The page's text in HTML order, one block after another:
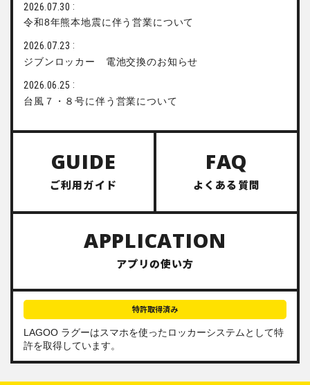
2026.07.30
令和8年熊本地震に伴う営業について
2026.07.23
ジブンロッカー 電池交換のお知らせ
2026.06.25
台風７・８号に伴う営業について
GUIDE
ご利用ガイド
APPLICATION
アプリの使い方
FAQ
よくある質問
特許取得済み
LAGOO ラグーはスマホを使ったロッカーシステム として特
許を取得しています。